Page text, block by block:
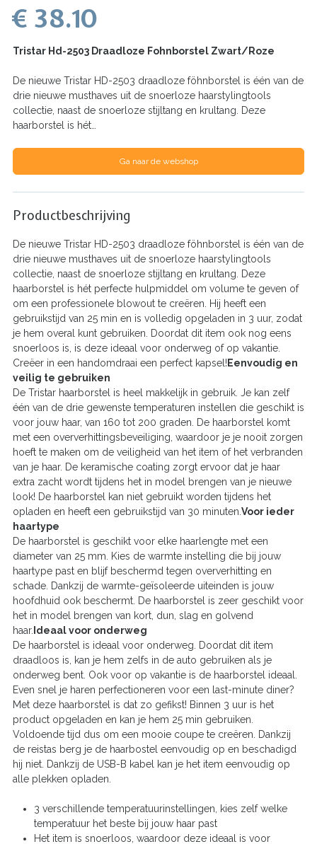
€ 38.10
Tristar Hd-2503 Draadloze Fohnborstel Zwart/Roze
De nieuwe Tristar HD-2503 draadloze föhnborstel is één van de
drie nieuwe musthaves uit de snoerloze haarstylingtools
collectie, naast de snoerloze stijltang en krultang. Deze
haarborstel is hét…
Ga naar de webshop
Productbeschrijving
De nieuwe Tristar HD-2503 draadloze föhnborstel is één van de
drie nieuwe musthaves uit de snoerloze haarstylingtools
collectie, naast de snoerloze stijltang en krultang. Deze
haarborstel is hét perfecte hulpmiddel om volume te geven of
om een professionele blowout te creëren. Hij heeft een
gebruikstijd van 25 min en is volledig opgeladen in 3 uur, zodat
je hem overal kunt gebruiken. Doordat dit item ook nog eens
snoerloos is, is deze ideaal voor onderweg of op vakantie.
Creëer in een handomdraai een perfect kapsel! Eenvoudig en
veilig te gebruiken
De Tristar haarborstel is heel makkelijk in gebruik. Je kan zelf
één van de drie gewenste temperaturen instellen die geschikt is
voor jouw haar, van 160 tot 200 graden. De haarborstel komt
met een oververhittingsbeveiliging, waardoor je je nooit zorgen
hoeft te maken om de veiligheid van het item of het verbranden
van je haar. De keramische coating zorgt ervoor dat je haar
extra zacht wordt tijdens het in model brengen van je nieuwe
look! De haarborstel kan niet gebruikt worden tijdens het
opladen en heeft een gebruikstijd van 30 minuten. Voor ieder
haartype
De haarborstel is geschikt voor elke haarlengte met een
diameter van 25 mm. Kies de warmte instelling die bij jouw
haartype past en blijf beschermd tegen oververhitting en
schade. Dankzij de warmte-geïsoleerde uiteinden is jouw
hoofdhuid ook beschermt. De haarborstel is zeer geschikt voor
het in model brengen van kort, dun, slag en golvend
haar. Ideaal voor onderweg
De haarborstel is ideaal voor onderweg. Doordat dit item
draadloos is, kan je hem zelfs in de auto gebruiken als je
onderweg bent. Ook voor op vakantie is de haarborstel ideaal.
Even snel je haren perfectioneren voor een last-minute diner?
Met deze haarborstel is dat zo gefikst! Binnen 3 uur is het
product opgeladen en kan je hem 25 min gebruiken.
Voldoende tijd dus om een mooie coupe te creëren. Dankzij
de reistas berg je de haarbostel eenvoudig op en beschadigd
hij niet. Dankzij de USB-B kabel kan je het item eenvoudig op
alle plekken opladen.
3 verschillende temperatuurinstellingen, kies zelf welke
temperatuur het beste bij jouw haar past
Het item is snoerloos, waardoor deze ideaal is voor